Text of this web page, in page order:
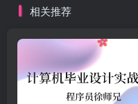
相关推荐